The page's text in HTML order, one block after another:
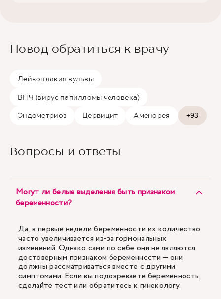
Повод обратиться к врачу
Лейкоплакия вульвы
ВПЧ (вирус папилломы человека)
Эндометриоз Цервицит Аменорея +93
Вопросы и ответы
Могут ли белые выделения быть признаком
беременности?
Да, в первые недели беременности их количество
часто увеличивается из-за гормональных
изменений. Однако сами по себе они не являются
достоверным признаком беременности — они
должны рассматриваться вместе с другими
симптомами. Если вы подозреваете беременность,
сделайте тест или обратитесь к гинекологу.